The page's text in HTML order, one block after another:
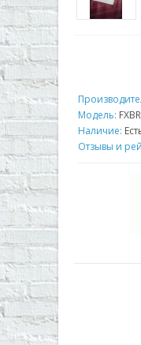
Модель:
Наличие:
Отзывы и